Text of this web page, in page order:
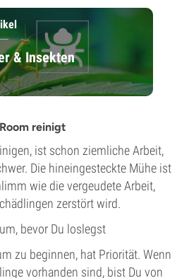
& Insekten
reinigt
ist schon ziemliche Arbeit,
Die hineingesteckte Mühe ist
wie die vergeudete Arbeit,
zerstört wird.
bevor Du loslegst
zu beginnen, hat Priorität. Wenn
vorhanden sind, bist Du von